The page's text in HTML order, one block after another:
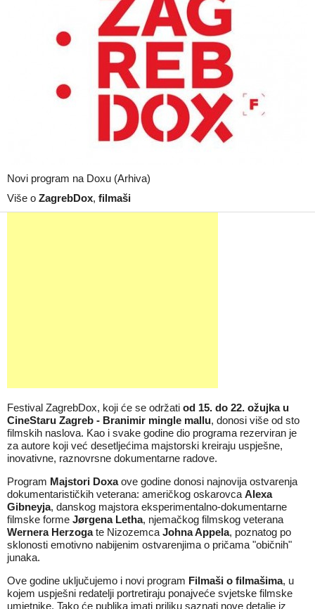
Novi program na Doxu (Arhiva)
Više o ZagrebDox, filmaši
Festival ZagrebDox, koji će se održati od 15. do 22. ožujka u
CineStaru Zagreb - Branimir mingle mallu, donosi više od sto
filmskih naslova. Kao i svake godine dio programa rezerviran je
za autore koji već desetljećima majstorski kreiraju uspješne,
inovativne, raznovrsne dokumentarne radove.
Program Majstori Doxaove godine donosi najnovija ostvarenja
dokumentarističkih veterana: američkog oskarovca Alexa
Gibneyja, danskog majstora eksperimentalno-dokumentarne
filmske forme Jørgena Letha, njemačkog filmskog veterana
Wernera Herzogate Nizozemca Johna Appela, poznatog po
sklonosti emotivno nabijenim ostvarenjima o pričama "običnih"
junaka.
Ove godine uključujemo i novi program Filmaši o filmašima, u
kojem uspješni redatelji portretiraju ponajveće svjetske filmske
umjetnike. Tako će publika imati priliku saznati nove detalje iz